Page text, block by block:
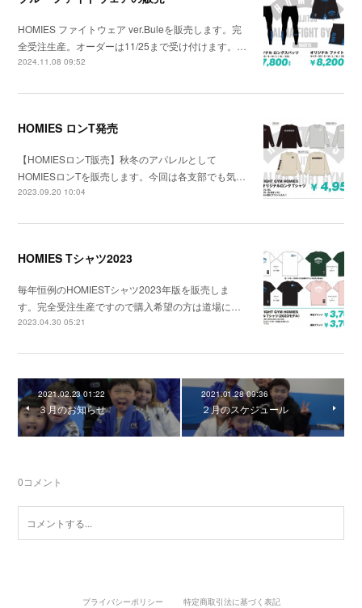
HOMIES ファイトウェア ver.Buleを販売します。完
全受注生産。オーダーは11/25まで受け付けます。…
2024.11.08 09:52
HOMIES ロンT発売
【HOMIESロンT販売】秋冬のアパレルとして
HOMIESロンTを販売します。今回は各支部でも気…
2023.09.20 10:04
HOMIES Tシャツ2023
毎年恒例のHOMIESTシャツ2023年版を販売しま
す。完全受注生産ですので購入希望の方は道場に…
2023.04.30 05:21
2021.02.23 01:22
３月のお知らせ
2021.01.28 09:36
２月のスケジュール
0コメント
プライバシーポリシー 特定商取引法に基づく表記